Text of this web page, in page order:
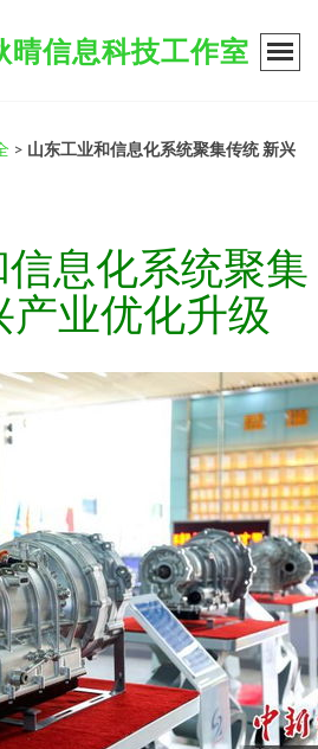
晴信息科技工作室
> 山东工业和信息化系统聚集传统 新兴
息化系统聚集
产业优化升级